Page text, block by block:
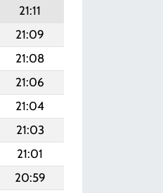
21:11
21:09
21:08
21:06
21:04
21:03
21:01
20:59